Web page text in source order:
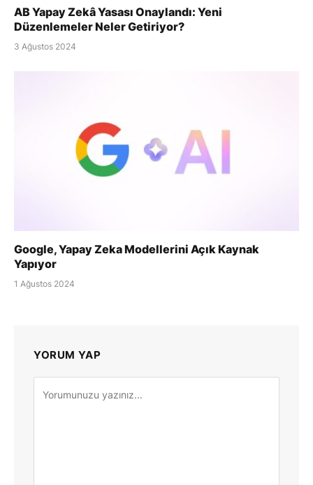
AB Yapay Zekâ Yasası Onaylandı: Yeni
Düzenlemeler Neler Getiriyor?
3 Ağustos 2024
Google, Yapay Zeka Modellerini Açık Kaynak
Yapıyor
1 Ağustos 2024
YORUM YAP